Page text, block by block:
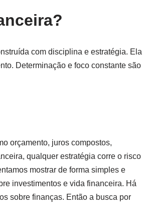
com disciplina e estratégia. Ela
Determinação e foco constante são
orçamento, juros compostos,
qualquer estratégia corre o risco
mostrar de forma simples e
investimentos e vida financeira. Há
sobre finanças. Então a busca por